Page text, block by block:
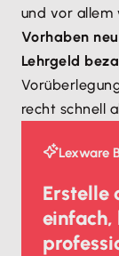
und vor allem
Vorhaben
Lehrgeld
recht schnell
Lexware
Erstelle
einfach,